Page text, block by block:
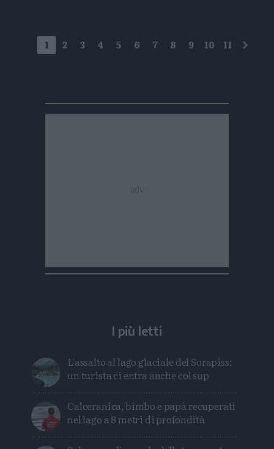
1 2 3 4 5 6 7 8 9 10 11
I più letti
L'assalto al lago glaciale del Sorapiss:
un turista ci entra anche col sup
Calceranica, bimbo e papà recuperati
nel lago a 8 metri di profondità